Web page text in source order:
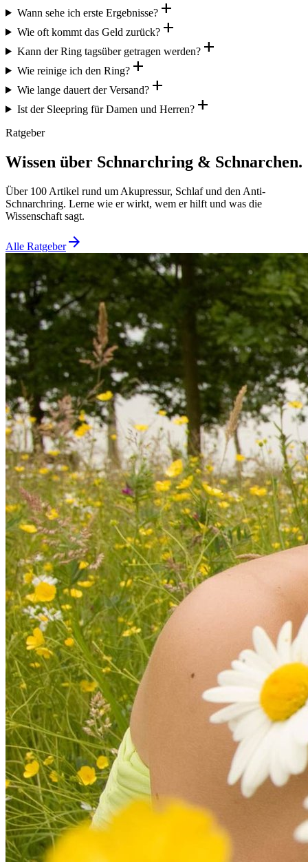
Wann sehe ich erste Ergebnisse?add
Wie oft kommt das Geld zurück?add
Kann der Ring tagsüber getragen werden?add
Wie reinige ich den Ring?add
Wie lange dauert der Versand?add
Ist der Sleepring für Damen und Herren?add
Ratgeber
Wissen über Schnarchring & Schnarchen.
Über 100 Artikel rund um Akupressur, Schlaf und den Anti-
Schnarchring. Lerne wie er wirkt, wem er hilft und was die
Wissenschaft sagt.
Alle Ratgeberarrow_forward